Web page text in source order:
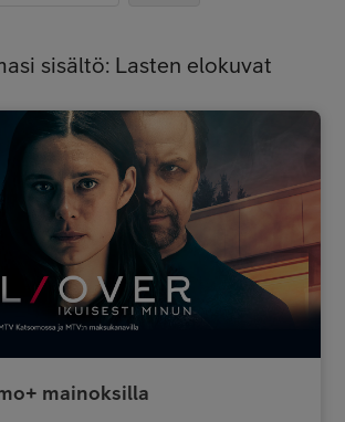
sisältö: Lasten elokuvat
mainoksilla